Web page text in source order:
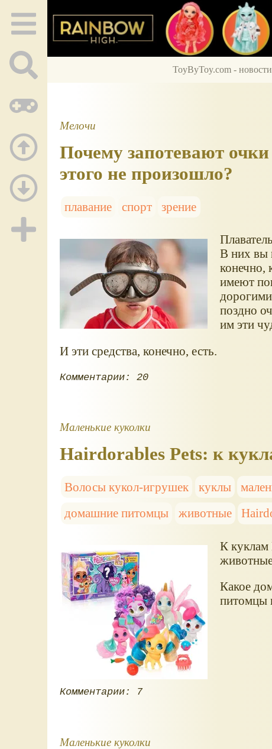
ToyByToy.com -
Мелочи
Почему запотевают
этого не произошло?
плавание спорт зрение
В них вы
конечно,
имеют
поздно
им эти
И эти средства, конечно, есть.
Комментарии: 20
Маленькие куколки
Hairdorables Pets: к
Волосы кукол-игрушек куклы
домашние питомцы
животные
К куклам
Какое
питомцы
Комментарии: 7
Маленькие куколки